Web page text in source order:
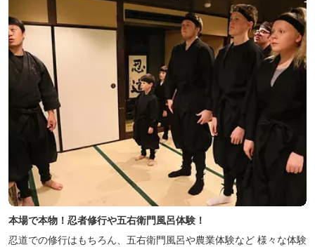
本場で本物！忍者修行や五右衛門風呂体験！
忍道での修行はもちろん、五右衛門風呂や農業体験など 様々な体験